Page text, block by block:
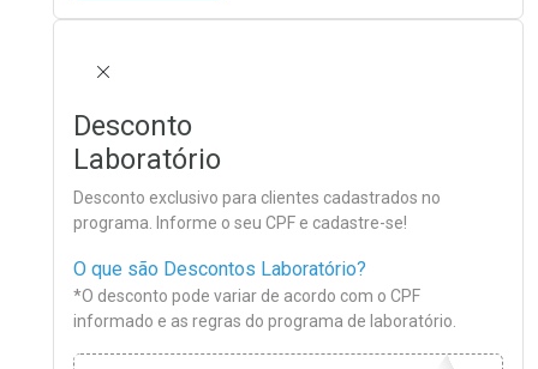
FECHAR
Desconto
Laboratório
Desconto exclusivo para clientes cadastrados no
programa. Informe o seu CPF e cadastre-se!
O que são Descontos Laboratório?
*O desconto pode variar de acordo com o CPF
informado e as regras do programa de laboratório.